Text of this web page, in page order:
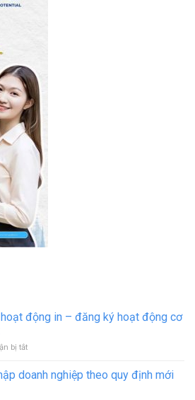
động in – đăng ký hoạt động cơ
bị tắtở
giấy
doanh nghiệp theo quy định mới